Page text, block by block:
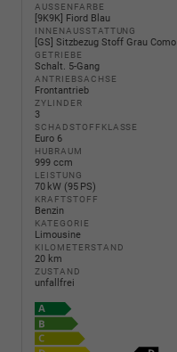
AUSSENFARBE
[9K9K] Fiord Blau
INNENAUSSTATTUNG
[GS] Sitzbezug Stoff Grau Como
GETRIEBE
Schalt. 5-Gang
ANTRIEBSACHSE
Frontantrieb
ZYLINDER
3
SCHADSTOFFKLASSE
Euro 6
HUBRAUM
999 ccm
LEISTUNG
70 kW (95 PS)
KRAFTSTOFF
Benzin
KATEGORIE
Limousine
KILOMETERSTAND
20 km
ZUSTAND
unfallfrei